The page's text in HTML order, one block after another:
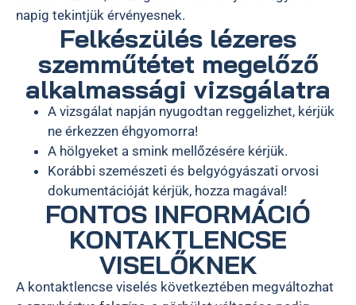
napig tekintjük érvényesnek.
Felkészülés lézeres
szemműtétet megelőző
alkalmassági vizsgálatra
A vizsgálat napján nyugodtan reggelizhet, kérjük
ne érkezzen éhgyomorra!
A hölgyeket a smink mellőzésére kérjük.
Korábbi szemészeti és belgyógyászati orvosi
dokumentációját kérjük, hozza magával!
FONTOS INFORMÁCIÓ
KONTAKTLENCSE
VISELŐKNEK
A kontaktlencse viselés következtében megváltozhat